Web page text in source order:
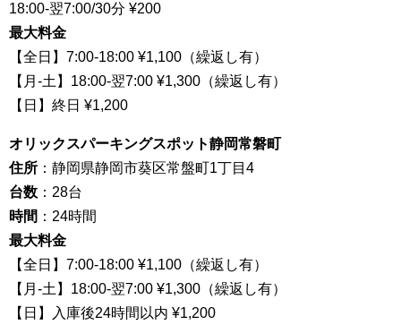
18:00-翌7:00/30分 ¥200
最大料金
【全日】7:00-18:00 ¥1,100（繰返し有）
【月-土】18:00-翌7:00 ¥1,300（繰返し有）
【日】終日 ¥1,200
オリックスパーキングスポット静岡常磐町
住所 ：静岡県静岡市葵区常盤町1丁目4
台数 ：28台
時間 ：24時間
最大料金
【全日】7:00-18:00 ¥1,100（繰返し有）
【月-土】18:00-翌7:00 ¥1,300（繰返し有）
【日】入庫後24時間以内 ¥1,200